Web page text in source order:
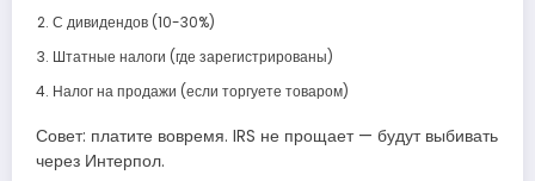
С дивидендов (10-30%)
Штатные налоги (где зарегистрированы)
Налог на продажи (если торгуете товаром)
Совет: платите вовремя. IRS не прощает — будут выбивать
через Интерпол.